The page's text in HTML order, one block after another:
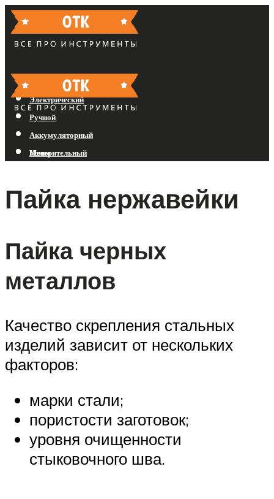
Бензиновый
Электрический
Ручной
Аккумуляторный
Измерительный
Меню
Меню
Пайка нержавейки
Пайка черных
металлов
Качество скрепления стальных
изделий зависит от нескольких
факторов:
марки стали;
пористости заготовок;
уровня очищенности
стыковочного шва.